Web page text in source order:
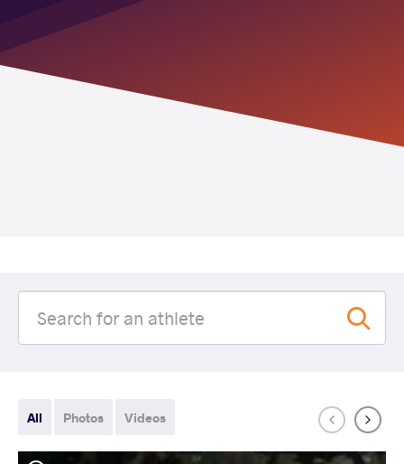
All Photos Videos